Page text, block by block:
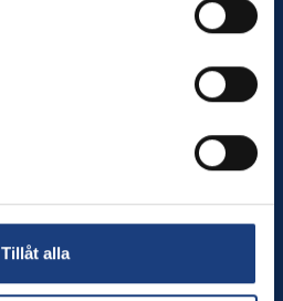
Tillåt alla